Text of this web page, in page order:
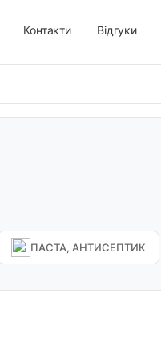
Контакти Відгуки
ПАСТА, АНТИСЕПТИК